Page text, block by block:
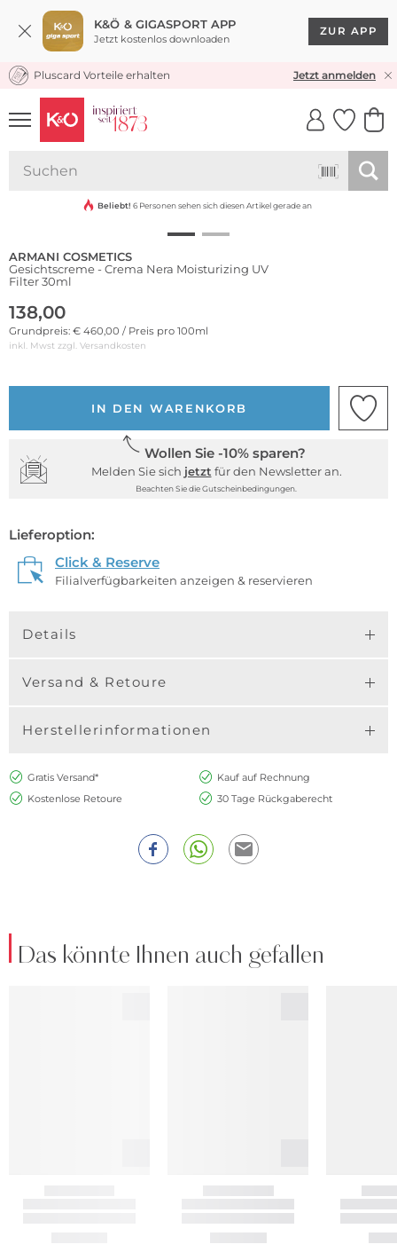
K&Ö & GIGASPORT APP
Jetzt kostenlos downloaden
ZUR APP
KOSTENLOSER VERSAND* & RÜCKVERSAND
Pluscard Vorteile erhalten Jetzt anmelden
UNSERE APP
CLICK &
Beliebt! 6 Personen sehen sich diesen Artikel gerade an
ARMANI COSMETICS
Gesichtscreme - Crema Nera Moisturizing UV
Filter 30ml
138,00
Grundpreis: € 460,00 / Preis pro 100ml
inkl. Mwst zzgl. Versandkosten
IN DEN WARENKORB
Wollen Sie -10% sparen?
Melden Sie sich jetzt für den Newsletter an.
Beachten Sie die Gutscheinbedingungen.
Lieferoption:
Click & Reserve
Filialverfügbarkeiten anzeigen & reservieren
Details
Versand & Retoure
Herstellerinformationen
Gratis Versand*
Kauf auf Rechnung
Kostenlose Retoure
30 Tage Rückgaberecht
Das könnte Ihnen auch gefallen